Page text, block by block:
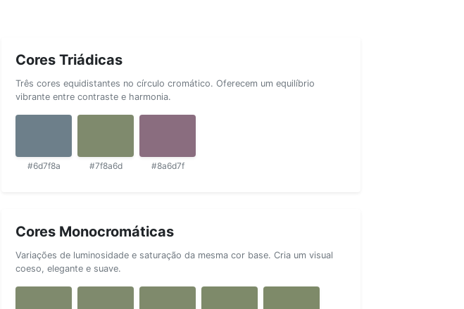
Cores Triádicas
Três cores equidistantes no círculo cromático. Oferecem um equilíbrio
vibrante entre contraste e harmonia.
#6d7f8a #7f8a6d #8a6d7f
Cores Monocromáticas
Variações de luminosidade e saturação da mesma cor base. Cria um visual
coeso, elegante e suave.